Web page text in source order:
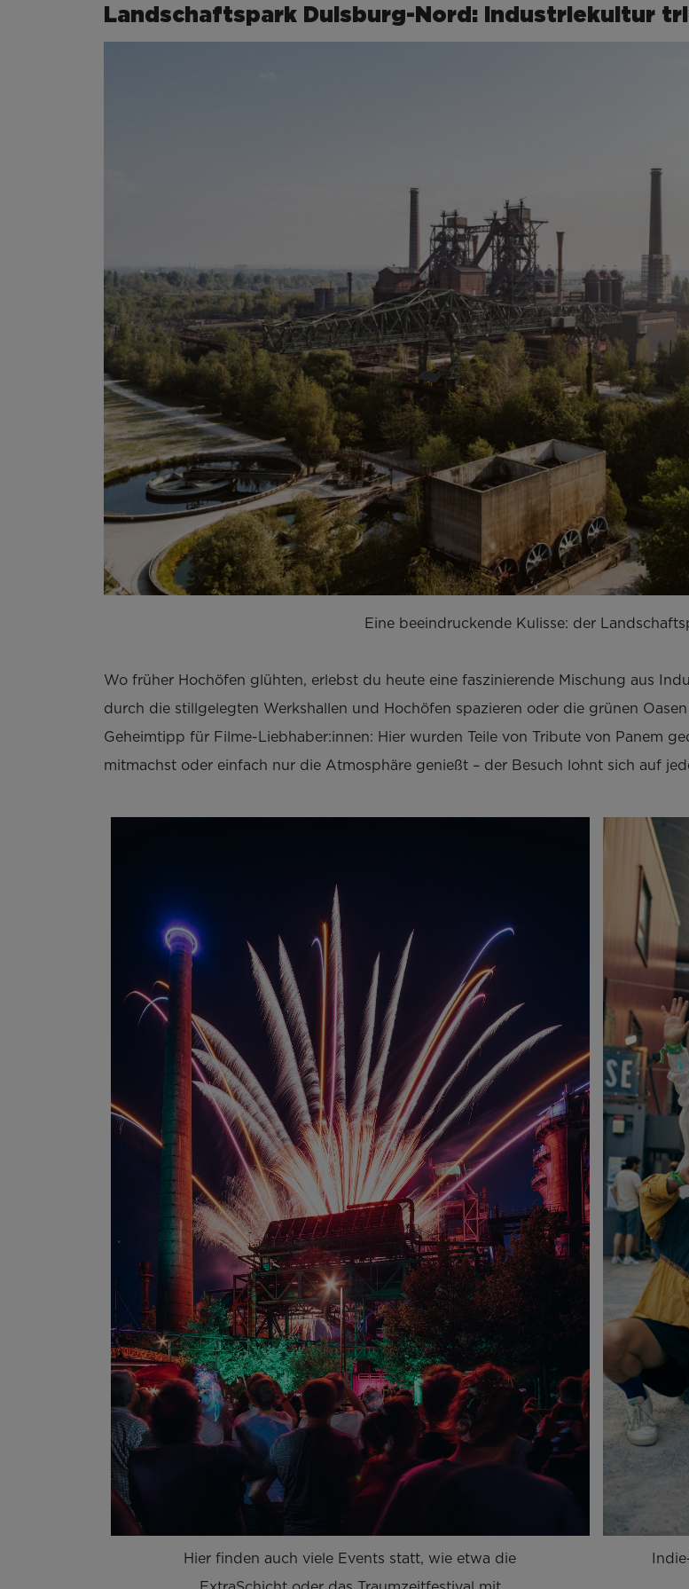
Landschaftspark Duisburg-Nord: Industriekultur
Eine beeindruckende Kulisse: der
Wo früher Hochöfen glühten, erlebst du heute eine faszinierende Mischung aus
durch die stillgelegten Werkshallen und Hochöfen spazieren oder die grünen
Geheimtipp für Filme-Liebhaber:innen: Hier wurden Teile von Tribute von Panem
mitmachst oder einfach nur die Atmosphäre genießt – der Besuch lohnt sich auf
Hier finden auch viele Events statt, wie etwa die